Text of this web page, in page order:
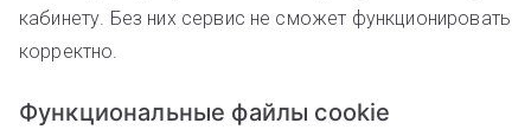
кабинету. Без них сервис не сможет функционировать
корректно.
Функциональные файлы cookie